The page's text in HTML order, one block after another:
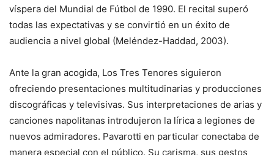
víspera del Mundial de Fútbol de 1990. El recital superó
todas las expectativas y se convirtió en un éxito de
audiencia a nivel global (Meléndez-Haddad, 2003).
Ante la gran acogida, Los Tres Tenores siguieron
ofreciendo presentaciones multitudinarias y producciones
discográficas y televisivas. Sus interpretaciones de arias y
canciones napolitanas introdujeron la lírica a legiones de
nuevos admiradores. Pavarotti en particular conectaba de
manera especial con el público. Su carisma, sus gestos